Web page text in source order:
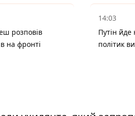
розповів
на фронті
14:03
Путін йде
політик